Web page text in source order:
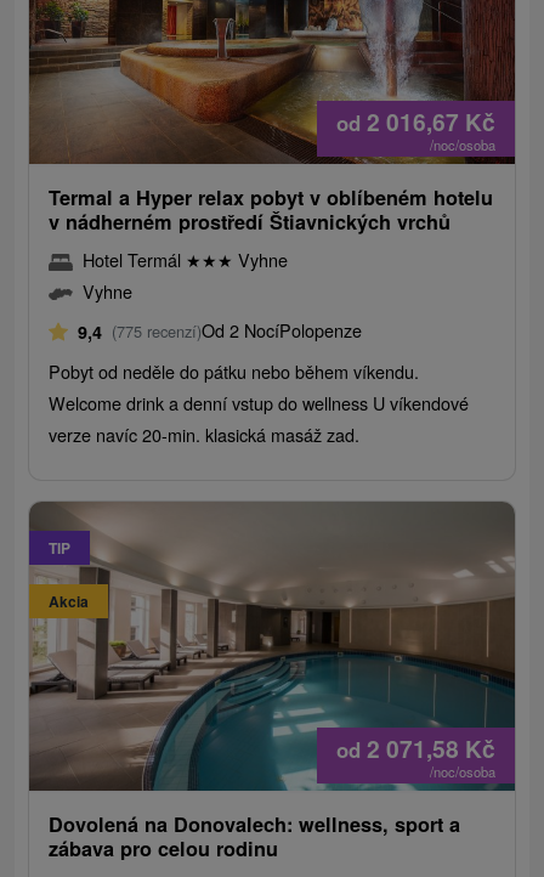
od 2 016,67 Kč
/noc/osoba
Termal a Hyper relax pobyt v oblíbeném hotelu
v nádherném prostředí Štiavnických vrchů
Hotel Termál ★★★ Vyhne
Vyhne
9,4 (775 recenzí)Od 2 NocíPolopenze
Pobyt od neděle do pátku nebo během víkendu.
Welcome drink a denní vstup do wellness U víkendové
verze navíc 20-min. klasická masáž zad.
TIP
Akcia
od 2 071,58 Kč
/noc/osoba
Dovolená na Donovalech: wellness, sport a
zábava pro celou rodinu